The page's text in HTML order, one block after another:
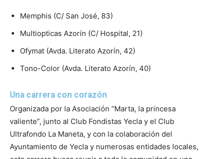
Memphis (C/ San José, 83)
Multiopticas Azorín (C/ Hospital, 21)
Ofymat (Avda. Literato Azorín, 42)
Tono-Color (Avda. Literato Azorín, 40)
Una carrera con corazón
Organizada por la Asociación “Marta, la princesa
valiente”, junto al Club Fondistas Yecla y el Club
Ultrafondo La Maneta, y con la colaboración del
Ayuntamiento de Yecla y numerosas entidades locales,